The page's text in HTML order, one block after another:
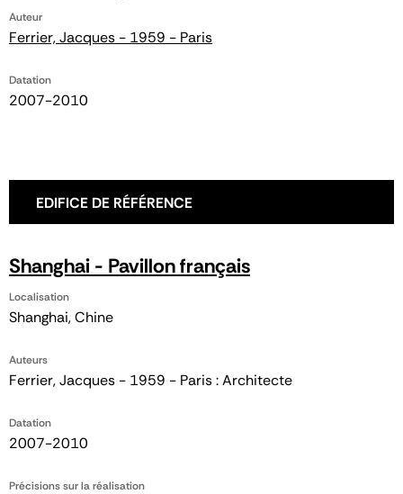
Auteur
Ferrier, Jacques - 1959 - Paris
Datation
2007-2010
EDIFICE DE RÉFÉRENCE
Shanghai - Pavillon français
Localisation
Shanghai, Chine
Auteurs
Ferrier, Jacques - 1959 - Paris : Architecte
Datation
2007-2010
Précisions sur la réalisation